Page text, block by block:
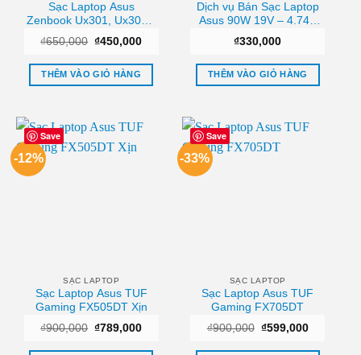
Sạc Laptop Asus
Zenbook Ux301, Ux301la
Chính Hãng – Thay Lấy
Liền Tại Tphcm
₫650,000 Giá
là:
₫650,000.
₫450,000Giá
tại
₫450,000.
THÊM VÀO GIỎ HÀNG
Dịch vụ Bán Sạc Laptop
Asus 90W 19V – 4.74A
Chất lượng
₫330,000
THÊM VÀO GIỎ HÀNG
Save
-12%
SẠC LAPTOP
Sạc Laptop Asus TUF
Gaming FX505DT Xịn
₫900,000 Giá
là:
₫789,000Giá
tại
Save
-33%
SẠC LAPTOP
Sạc Laptop Asus TUF
Gaming FX705DT
₫900,000 Giá
là:
₫599,000Giá
tại